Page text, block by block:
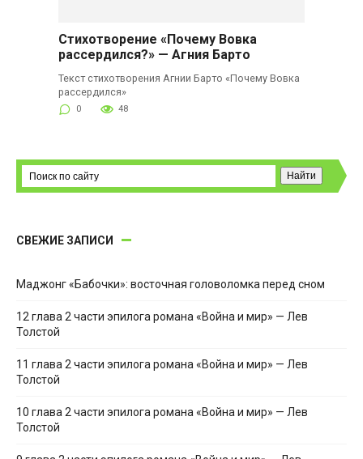
Стихотворение «Почему Вовка
рассердился?» — Агния Барто
Текст стихотворения Агнии Барто «Почему Вовка
рассердился»
0 48
СВЕЖИЕ ЗАПИСИ
Маджонг «Бабочки»: восточная головоломка перед сном
12 глава 2 части эпилога романа «Война и мир» — Лев
Толстой
11 глава 2 части эпилога романа «Война и мир» — Лев
Толстой
10 глава 2 части эпилога романа «Война и мир» — Лев
Толстой